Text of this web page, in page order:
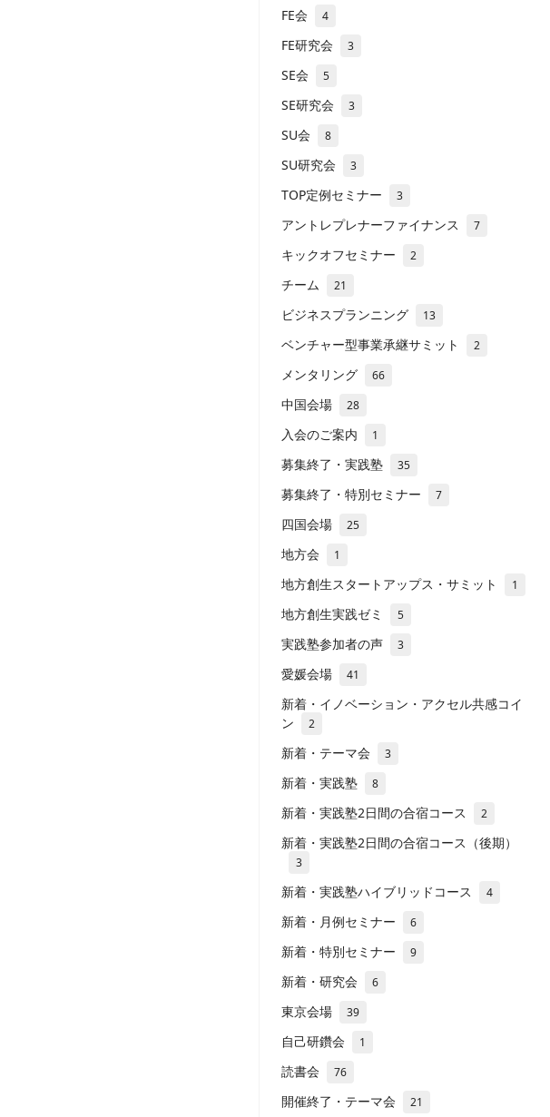
FE会 4
FE研究会 3
SE会 5
SE研究会 3
SU会 8
SU研究会 3
TOP定例セミナー 3
アントレプレナーファイナンス 7
キックオフセミナー 2
チーム 21
ビジネスプランニング 13
ベンチャー型事業承継サミット 2
メンタリング 66
中国会場 28
入会のご案内 1
募集終了・実践塾 35
募集終了・特別セミナー 7
四国会場 25
地方会 1
地方創生スタートアップス・サミット 1
地方創生実践ゼミ 5
実践塾参加者の声 3
愛媛会場 41
新着・イノベーション・アクセル共感コイ
ン
2
新着・テーマ会 3
新着・実践塾 8
新着・実践塾2日間の合宿コース 2
新着・実践塾2日間の合宿コース（後期）
3
新着・実践塾ハイブリッドコース 4
新着・月例セミナー 6
新着・特別セミナー 9
新着・研究会 6
東京会場 39
自己研鑽会 1
読書会 76
開催終了・テーマ会 21